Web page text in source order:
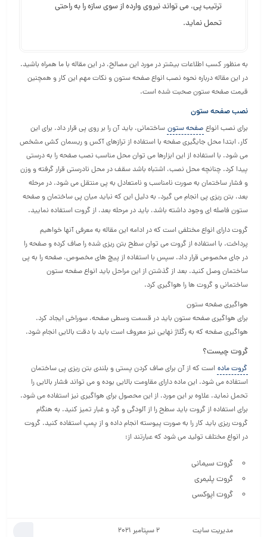
ترتیب پی، می تواند نیروی وارده از سوی سازه را به راحتی
تحمل نماید.
به منظور کسب اطلاعات بیشتر در مورد این مصالح، در این مقاله با ما همراه باشید.
در این مقاله درباره نحوه نصب انواع صفحه ستون و نکات مهم این کار و همچنین
قیمت صفحه ستون صحبت شده است.
نصب صفحه ستون
برای نصب انواع صفحه ستون ساختمانی، باید آن را بر روی پی قرار داد. برای این
کار، ابتدا محل جایگیری صفحه با استفاده از ترازهای آکس و ریسمان کشی مشخص
می شود. با استفاده از این ابزارها می توان محل مناسب نصب صفحه را به درستی
پیدا کرد. چنانچه محل نصب، اشتباه باشد سقف در محل نادرستی قرار گرفته و وزن
و فشار ساختمان به صورت نامناسب و نامتعادل به پی منتقل می شود. در مرحله
بعد، بتن ریزی پی انجام می گیرد. به دلیل این که نباید میان پی ساختمان و صفحه
ستون فاصله ای وجود داشته باشد، باید در مرحله بعد، از گروت استفاده نمایید.
گروت دارای انواع مختلفی است که در ادامه این مقاله به معرفی آنها خواهیم
پرداخت. با استفاده از گروت می توان سطح بتن ریزی شده را صاف کرده و صفحه را
در جای مخصوص قرار داد. سپس با استفاده از پیچ های مخصوص، صفحه را به پی
ساختمان وصل کنید. بعد از گذشتن از این مراحل باید انواع صفحه ستون
ساختمانی و گروت ها را هواگیری کرد.
هواگیری صفحه ستون
برای هواگیری صفحه ستون باید در قسمت وسطی صفحه، سوراخی ایجاد کرد.
هواگیری صفحه که به رگلاژ نهایی نیز معروف است باید با دقت بالایی انجام شود.
گروت چیست؟
گروت ماده است که از آن برای صاف کردن پستی و بلندی بتن ریزی پی ساختمان
استفاده می شود. این ماده دارای مقاومت بالایی بوده و می تواند فشار بالایی را
تحمل نماید. علاوه بر این مورد، از این محصول برای هواگیری نیز استفاده می شود.
برای استفاده از گروت باید سطح را از آلودگی و گرد و غبار تمیز کنید. به هنگام
گروت ریزی باید کار را به صورت پیوسته انجام داده و از پمپ استفاده کنید. گروت
در انواع مختلف تولید می شود که عبارتند از:
گروت سیمانی
گروت پلیمری
گروت اپوکسی
مدیریت سایت 2 سپتامبر 2021